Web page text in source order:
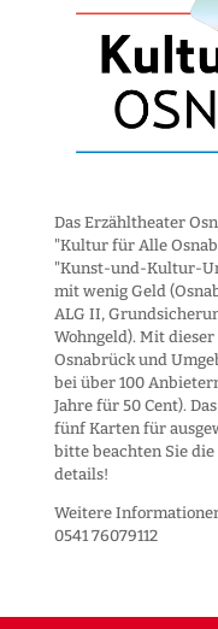
Das Erzähltheater
"Kultur für Alle
"Kunst-und-Kultur-
mit wenig Geld
ALG II,
Wohngeld). Mit
Osnabrück und
bei über 100
Jahre für 50 Cent).
fünf Karten für
bitte beachten Sie
details!
Weitere
0541 76079112